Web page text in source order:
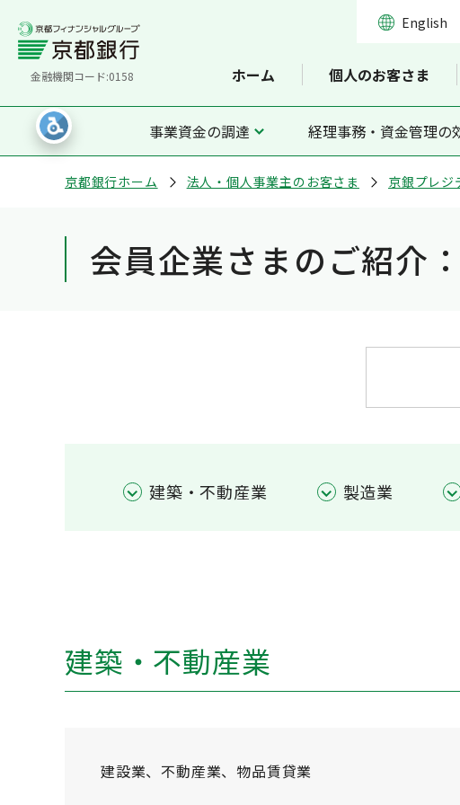
金融機関コード:0158
English
ホーム 個人のお客さま
事業資金の調達 経理事務・資金管理の
京都銀行ホーム 法人・個人事業主のお客さま 京銀プレジ
会員企業さまのご紹介
建築・不動産業 製造業
建築・不動産業
建設業、不動産業、物品賃貸業